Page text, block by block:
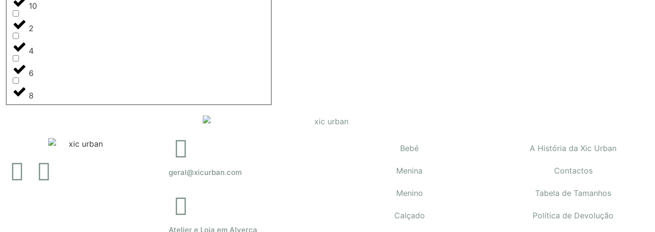
10
2
4
6
8
geral@xicurban.com
Atelier e Loja em Alverca
Bebé
Menina
Menino
Calçado
A História da Xic Urban
Contactos
Tabela de Tamanhos
Política de Devolução